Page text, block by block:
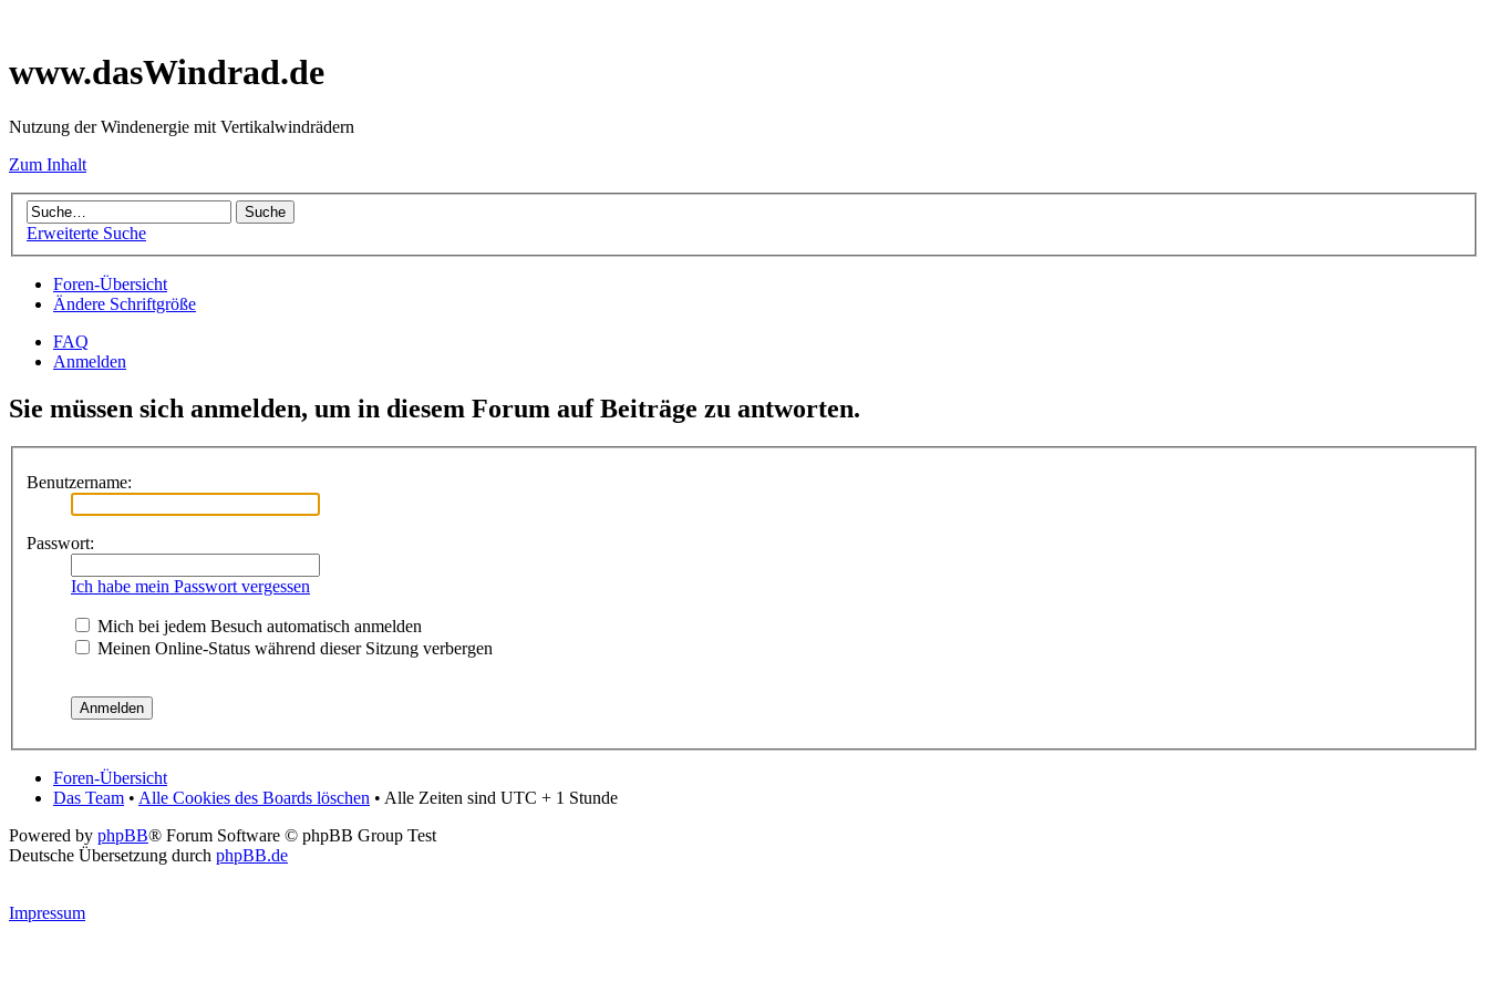
www.dasWindrad.de
Nutzung der Windenergie mit Vertikalwindrädern
Zum Inhalt
Erweiterte Suche
Foren-Übersicht
Ändere Schriftgröße
FAQ
Anmelden
Sie müssen sich anmelden, um in diesem Forum auf Beiträge zu antworten.
Benutzername:
Passwort:
Ich habe mein Passwort vergessen
Mich bei jedem Besuch automatisch anmelden
Meinen Online-Status während dieser Sitzung verbergen
Foren-Übersicht
Das Team • Alle Cookies des Boards löschen • Alle Zeiten sind UTC + 1 Stunde
Powered by phpBB® Forum Software © phpBB Group Test
Deutsche Übersetzung durch phpBB.de
Impressum